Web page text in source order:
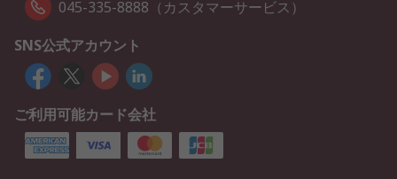
045-335-8888（カスタマーサービス）
SNS公式アカウント
ご利用可能カード会社